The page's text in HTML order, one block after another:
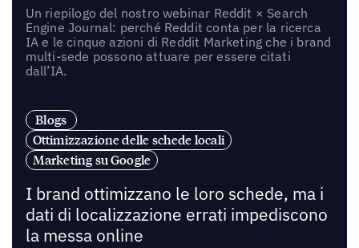
Un riepilogo del nostro webinar Reddit × Search
Engine Journal: perché Reddit conta per la ricerca
IA e le cinque azioni di Reddit Marketing che i brand
multi-sede possono attuare per essere citati
dall’IA.
Blogs
Ottimizzazione delle schede locali
Marketing su Google
I brand ottimizzano le loro schede, ma i
dati di localizzazione errati impediscono
la messa online